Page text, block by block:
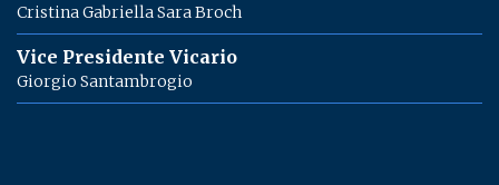
Cristina Gabriella Sara Broch
Vice Presidente Vicario
Giorgio Santambrogio